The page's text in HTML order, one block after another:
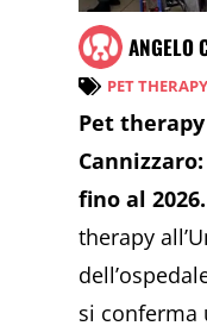
ANGELO
PET THERAPY
Pet
fino al 2026.
therapy
si conferma